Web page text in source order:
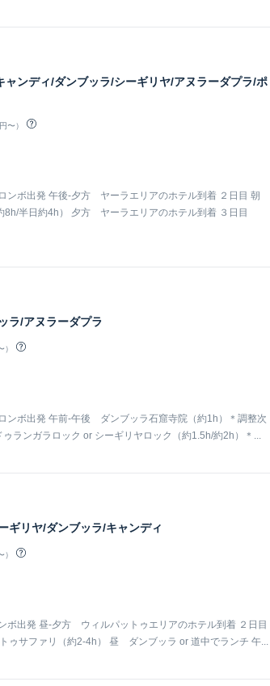
ャンディ/ダンブッラ/シーギリヤ/アヌラーダプラ/ポ
〜）
ンボ出発 午後-夕方 ヤーラエリアのホテル到着 ２日目 朝
半日約4h） 夕方 ヤーラエリアのホテル到着 ３日目
ラ/アヌラーダプラ
）
ンボ出発 午前-午後 ダンブッラ石窟寺院（約1h）＊調整次
ランガラロック or シーギリヤロック（約1.5h/約2h）＊...
ギリヤ/ダンブッラ/キャンディ
）
ボ出発 昼-夕方 ウィルパットゥエリアのホテル到着 ２日目
サファリ（約2-4h） 昼 ダンブッラ or 道中でランチ 午...